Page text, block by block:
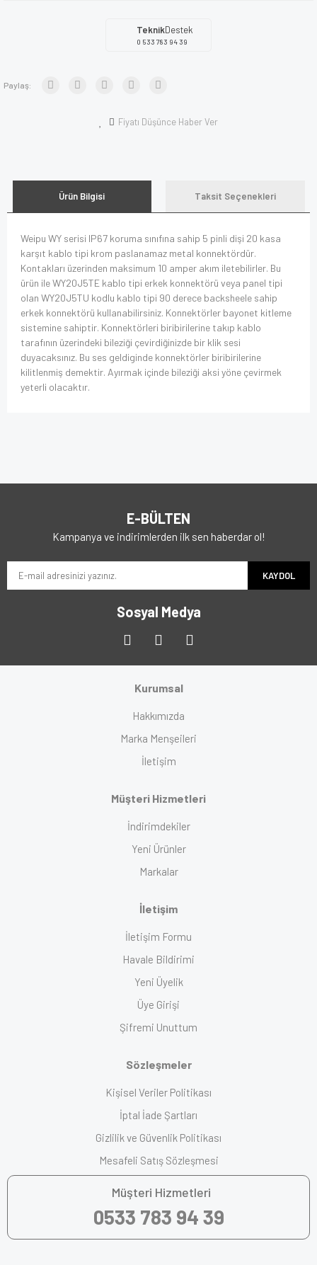
TeknikDestek
0 533 783 94 39
Paylaş:
Fiyatı Düşünce Haber Ver
Ürün Bilgisi Taksit Seçenekleri
Weipu WY serisi IP67 koruma sınıfına sahip 5 pinli dişi 20 kasa
karşıt kablo tipi krom paslanamaz metal konnektördür.
Kontakları üzerinden maksimum 10 amper akım iletebilirler. Bu
ürün ile WY20J5TE kablo tipi erkek konnektörü veya panel tipi
olan WY20J5TU kodlu kablo tipi 90 derece backsheele sahip
erkek konnektörü kullanabilirsiniz. Konnektörler bayonet kitleme
sistemine sahiptir. Konnektörleri biribirilerine takıp kablo
tarafının üzerindeki bileziği çevirdiğinizde bir klik sesi
duyacaksınız. Bu ses geldiginde konnektörler biribirilerine
kilitlenmiş demektir. Ayırmak içinde bileziği aksi yöne çevirmek
yeterli olacaktır.
E-BÜLTEN
Kampanya ve indirimlerden ilk sen haberdar ol!
KAYDOL
Sosyal Medya
Kurumsal
Hakkımızda
Marka Menşeileri
İletişim
Müşteri Hizmetleri
İndirimdekiler
Yeni Ürünler
Markalar
İletişim
İletişim Formu
Havale Bildirimi
Yeni Üyelik
Üye Girişi
Şifremi Unuttum
Sözleşmeler
Kişisel Veriler Politikası
İptal İade Şartları
Gizlilik ve Güvenlik Politikası
Mesafeli Satış Sözleşmesi
Müşteri Hizmetleri
0533 783 94 39